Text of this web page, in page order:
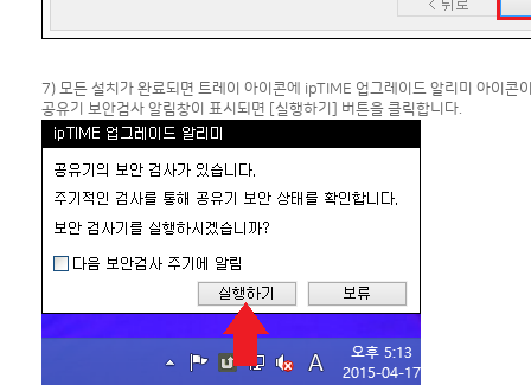
7) 모든 설치가 완료되면 트레이 아이콘에 ipTIME 업그레이드 알리미 아이콘
공유기 보안검사 알림창이 표시되면 [실행하기] 버튼을 클릭합니다.